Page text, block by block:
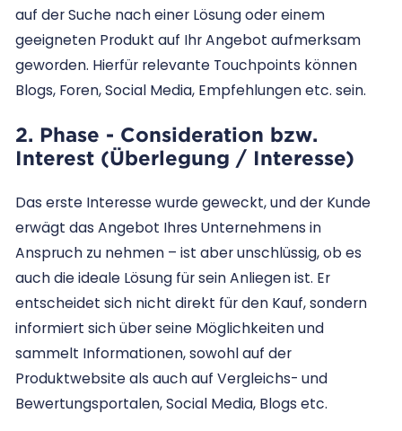
auf der Suche nach einer Lösung oder einem
geeigneten Produkt auf Ihr Angebot aufmerksam
geworden. Hierfür relevante Touchpoints können
Blogs, Foren, Social Media, Empfehlungen etc. sein.
2. Phase - Consideration bzw.
Interest (Überlegung / Interesse)
Das erste Interesse wurde geweckt, und der Kunde
erwägt das Angebot Ihres Unternehmens in
Anspruch zu nehmen – ist aber unschlüssig, ob es
auch die ideale Lösung für sein Anliegen ist. Er
entscheidet sich nicht direkt für den Kauf, sondern
informiert sich über seine Möglichkeiten und
sammelt Informationen, sowohl auf der
Produktwebsite als auch auf Vergleichs- und
Bewertungsportalen, Social Media, Blogs etc.